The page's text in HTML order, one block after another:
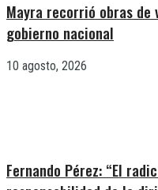
Mayra recorrió obras de
gobierno nacional
10 agosto, 2026
Fernando Pérez: “El